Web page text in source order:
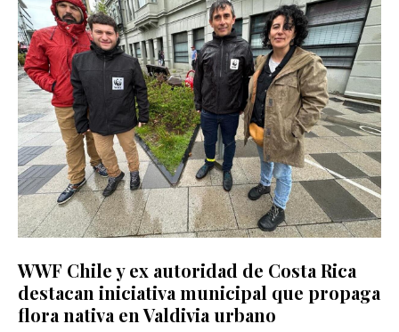
WWF Chile y ex autoridad de Costa Rica
destacan iniciativa municipal que propaga
flora nativa en Valdivia urbano